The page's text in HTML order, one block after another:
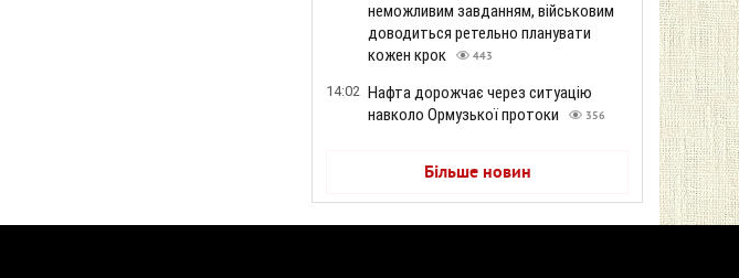
неможливим завданням, військовим
доводиться ретельно планувати
кожен крок
443
14:02 Нафта дорожчає через ситуацію
навколо Ормузької протоки
356
Більше новин